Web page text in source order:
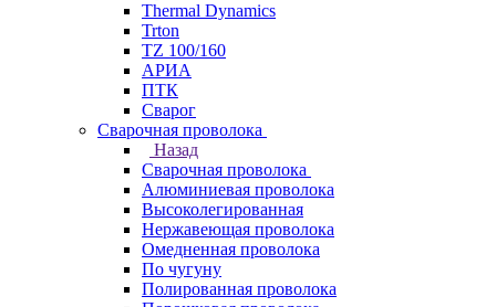
Thermal Dynamics
Trton
TZ 100/160
АРИА
ПТК
Сварог
Сварочная проволока
Назад
Сварочная проволока
Алюминиевая проволока
Высоколегированная
Нержавеющая проволока
Омедненная проволока
По чугуну
Полированная проволока